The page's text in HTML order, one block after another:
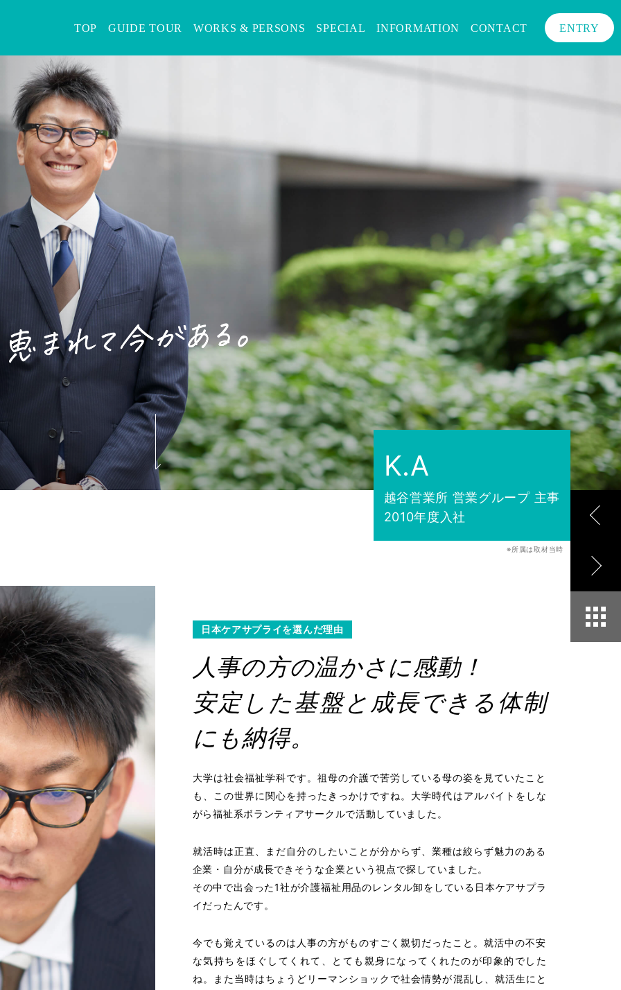
ENTRY
TOP GUIDE TOUR WORKS & PERSONS SPECIAL INFORMATION CONTACT
K.A
越谷営業所 営業グループ 主事
2010年度入社
※所属は取材当時
日本ケアサプライを選んだ理由
人事の方の温かさに感動！
安定した基盤と成長できる体制
にも納得。
大学は社会福祉学科です。祖母の介護で苦労している母の姿を見ていたこと
も、この世界に関心を持ったきっかけですね。大学時代はアルバイトをしな
がら福祉系ボランティアサークルで活動していました。
就活時は正直、まだ自分のしたいことが分からず、業種は絞らず魅力のある
企業・自分が成長できそうな企業という視点で探していました。
その中で出会った1社が介護福祉用品のレンタル卸をしている日本ケアサプラ
イだったんです。
今でも覚えているのは人事の方がものすごく親切だったこと。就活中の不安
な気持ちをほぐしてくれて、とても親身になってくれたのが印象的でした
ね。また当時はちょうどリーマンショックで社会情勢が混乱し、就活生にと